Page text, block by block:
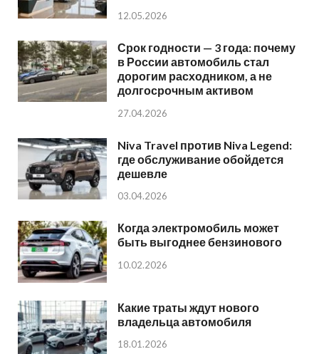
12.05.2026
Срок годности — 3 года: почему
в России автомобиль стал
дорогим расходником, а не
долгосрочным активом
27.04.2026
Niva Travel против Niva Legend:
где обслуживание обойдется
дешевле
03.04.2026
Когда электромобиль может
быть выгоднее бензинового
10.02.2026
Какие траты ждут нового
владельца автомобиля
18.01.2026